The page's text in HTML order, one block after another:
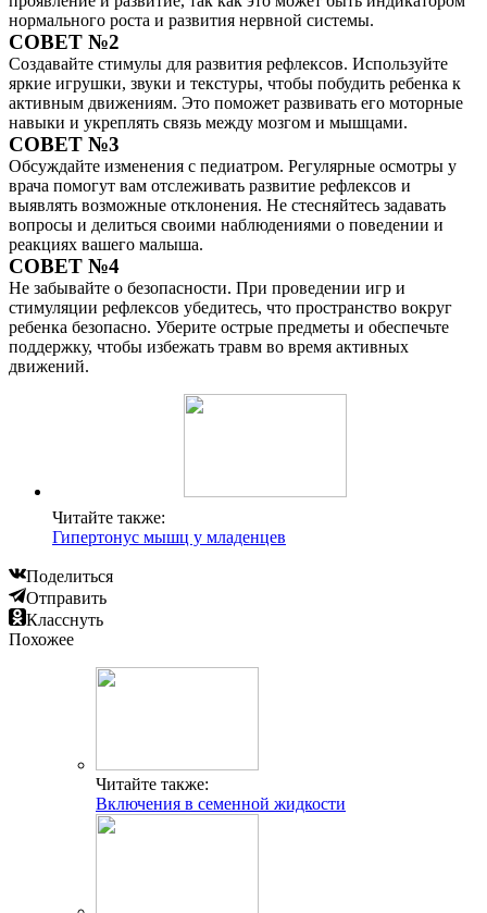
нормального роста и развития нервной системы.
СОВЕТ №2
Создавайте стимулы для развития рефлексов. Используйте
яркие игрушки, звуки и текстуры, чтобы побудить ребенка к
активным движениям. Это поможет развивать его моторные
навыки и укреплять связь между мозгом и мышцами.
СОВЕТ №3
Обсуждайте изменения с педиатром. Регулярные осмотры у
врача помогут вам отслеживать развитие рефлексов и
выявлять возможные отклонения. Не стесняйтесь задавать
вопросы и делиться своими наблюдениями о поведении и
реакциях вашего малыша.
СОВЕТ №4
Не забывайте о безопасности. При проведении игр и
стимуляции рефлексов убедитесь, что пространство вокруг
ребенка безопасно. Уберите острые предметы и обеспечьте
поддержку, чтобы избежать травм во время активных
движений.
Читайте также:
Гипертонус мышц у младенцев
Поделиться
Отправить
Класснуть
Похожее
Читайте также:
Включения в семенной жидкости